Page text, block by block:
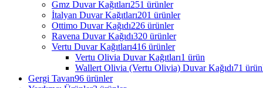
Gmz Duvar Kağıtları251 ürünler
İtalyan Duvar Kağıtları201 ürünler
Ottimo Duvar Kağıdı226 ürünler
Ravena Duvar Kağıdı320 ürünler
Vertu Duvar Kağıtları416 ürünler
Vertu Olivia Duvar Kağıtları1 ürün
Wallert Olivia (Vertu Olivia) Duvar Kağıdı71
Gergi Tavan96 ürünler